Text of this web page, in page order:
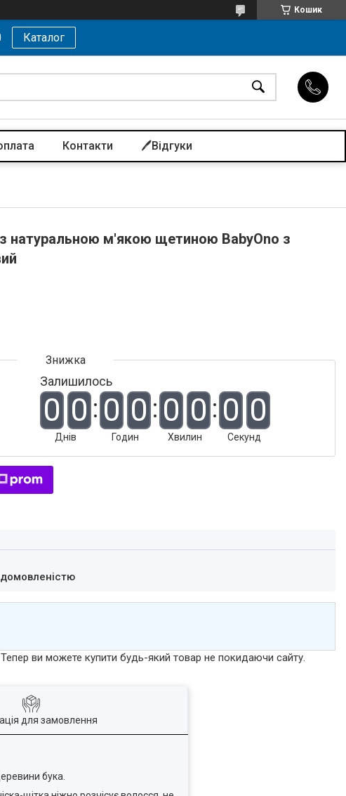
Кошик
Каталог
Контакти 🖊️Відгуки
натуральною м'якою щетиною BabyOno з
Залишилось
0 0
Днів
0 0
Годин
0 0
Хвилин
0 0
Секунд
Тепер ви можете купити будь-який товар не покидаючи сайту.
для замовлення
бука.